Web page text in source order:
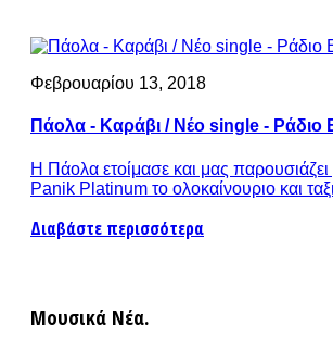
Φεβρουαρίου 13, 2018
Πάολα - Καράβι / Νέο single - Ράδιο
Η Πάολα ετοίμασε και μας
Panik Platinum το ολοκαίνουριο και
Διαβάστε περισσότερα
Μουσικά Νέα.